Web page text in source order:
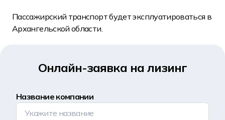
Пассажирский транспорт будет эксплуатироваться в
Архангельской области.
Онлайн-заявка на лизинг
Название компании